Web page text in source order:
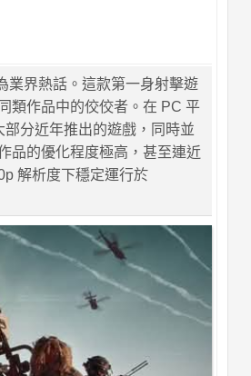
業界熱話。這款第一身射擊遊
類作品中的佼佼者。在 PC 平
分近年推出的遊戲，同時並
品的優化程度極高，甚至連近
解析度下穩定運行於